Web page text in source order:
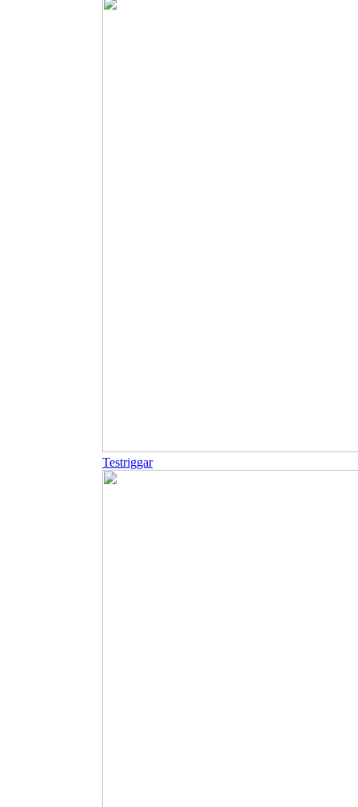
Testriggar